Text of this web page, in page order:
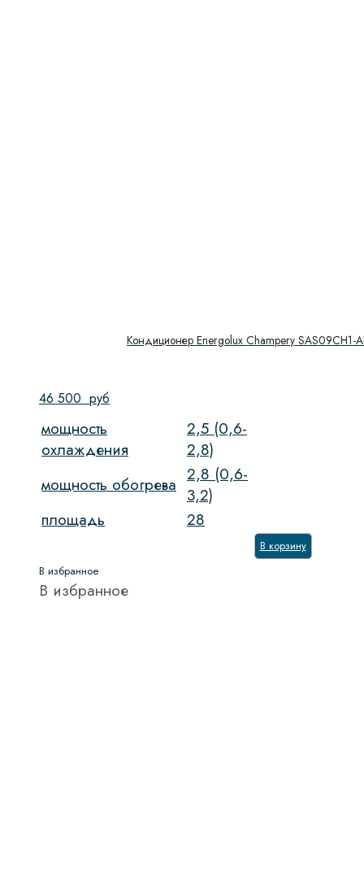
Кондиционер Energolux Champery SAS09CH1-
46 500 руб
мощность
охлаждения
2,5 (0,6-
2,8)
мощность обогрева 2,8 (0,6-
3,2)
площадь
28
В корзину
В избранное
В избранное